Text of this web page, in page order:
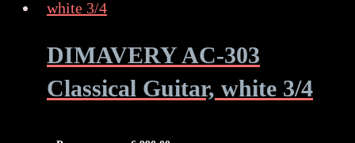
DIMAVERY AC-303
Classical Guitar, white 3/4